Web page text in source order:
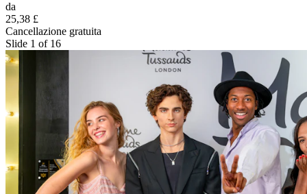
da
25,38 £
Cancellazione gratuita
Slide 1 of 16